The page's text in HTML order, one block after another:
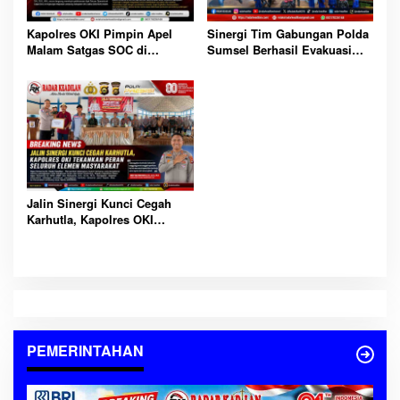
Kapolres OKI Pimpin Apel
Malam Satgas SOC di
Cegah 3C, Balap Liar dan
Tawuran
Sinergi Tim Gabungan Polda
Sumsel Berhasil Evakuasi
Jalin Sinergi Kunci Cegah
Karhutla, Kapolres OKI
PEMERINTAHAN